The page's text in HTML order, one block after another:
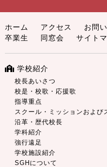
ホーム アクセス お問
卒業生
同窓会 サイト
学校紹介
校長あいさつ
校是・校歌・応援歌
指導重点
スクール・ミッションおよび
沿革・歴代校長
学科紹介
強行遠足
学校施設紹介
SGHについて